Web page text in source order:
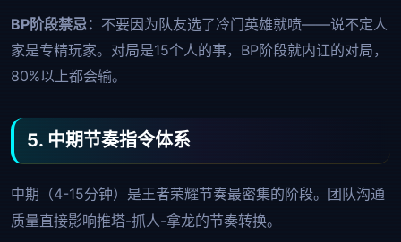
BP阶段禁忌： 不要因为队友选了冷门英雄就喷——说不定人
家是专精玩家。对局是15个人的事，BP阶段就内讧的对局，
80%以上都会输。
5. 中期节奏指令体系
中期（4-15分钟）是王者荣耀节奏最密集的阶段。团队沟通
质量直接影响推塔-抓人-拿龙的节奏转换。